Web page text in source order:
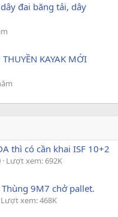
đai băng tải, dây
KAYAK MỚI
thì có cần khai ISF 10+2
Lượt xem: 692K
9M7 chở pallet.
Lượt xem: 468K